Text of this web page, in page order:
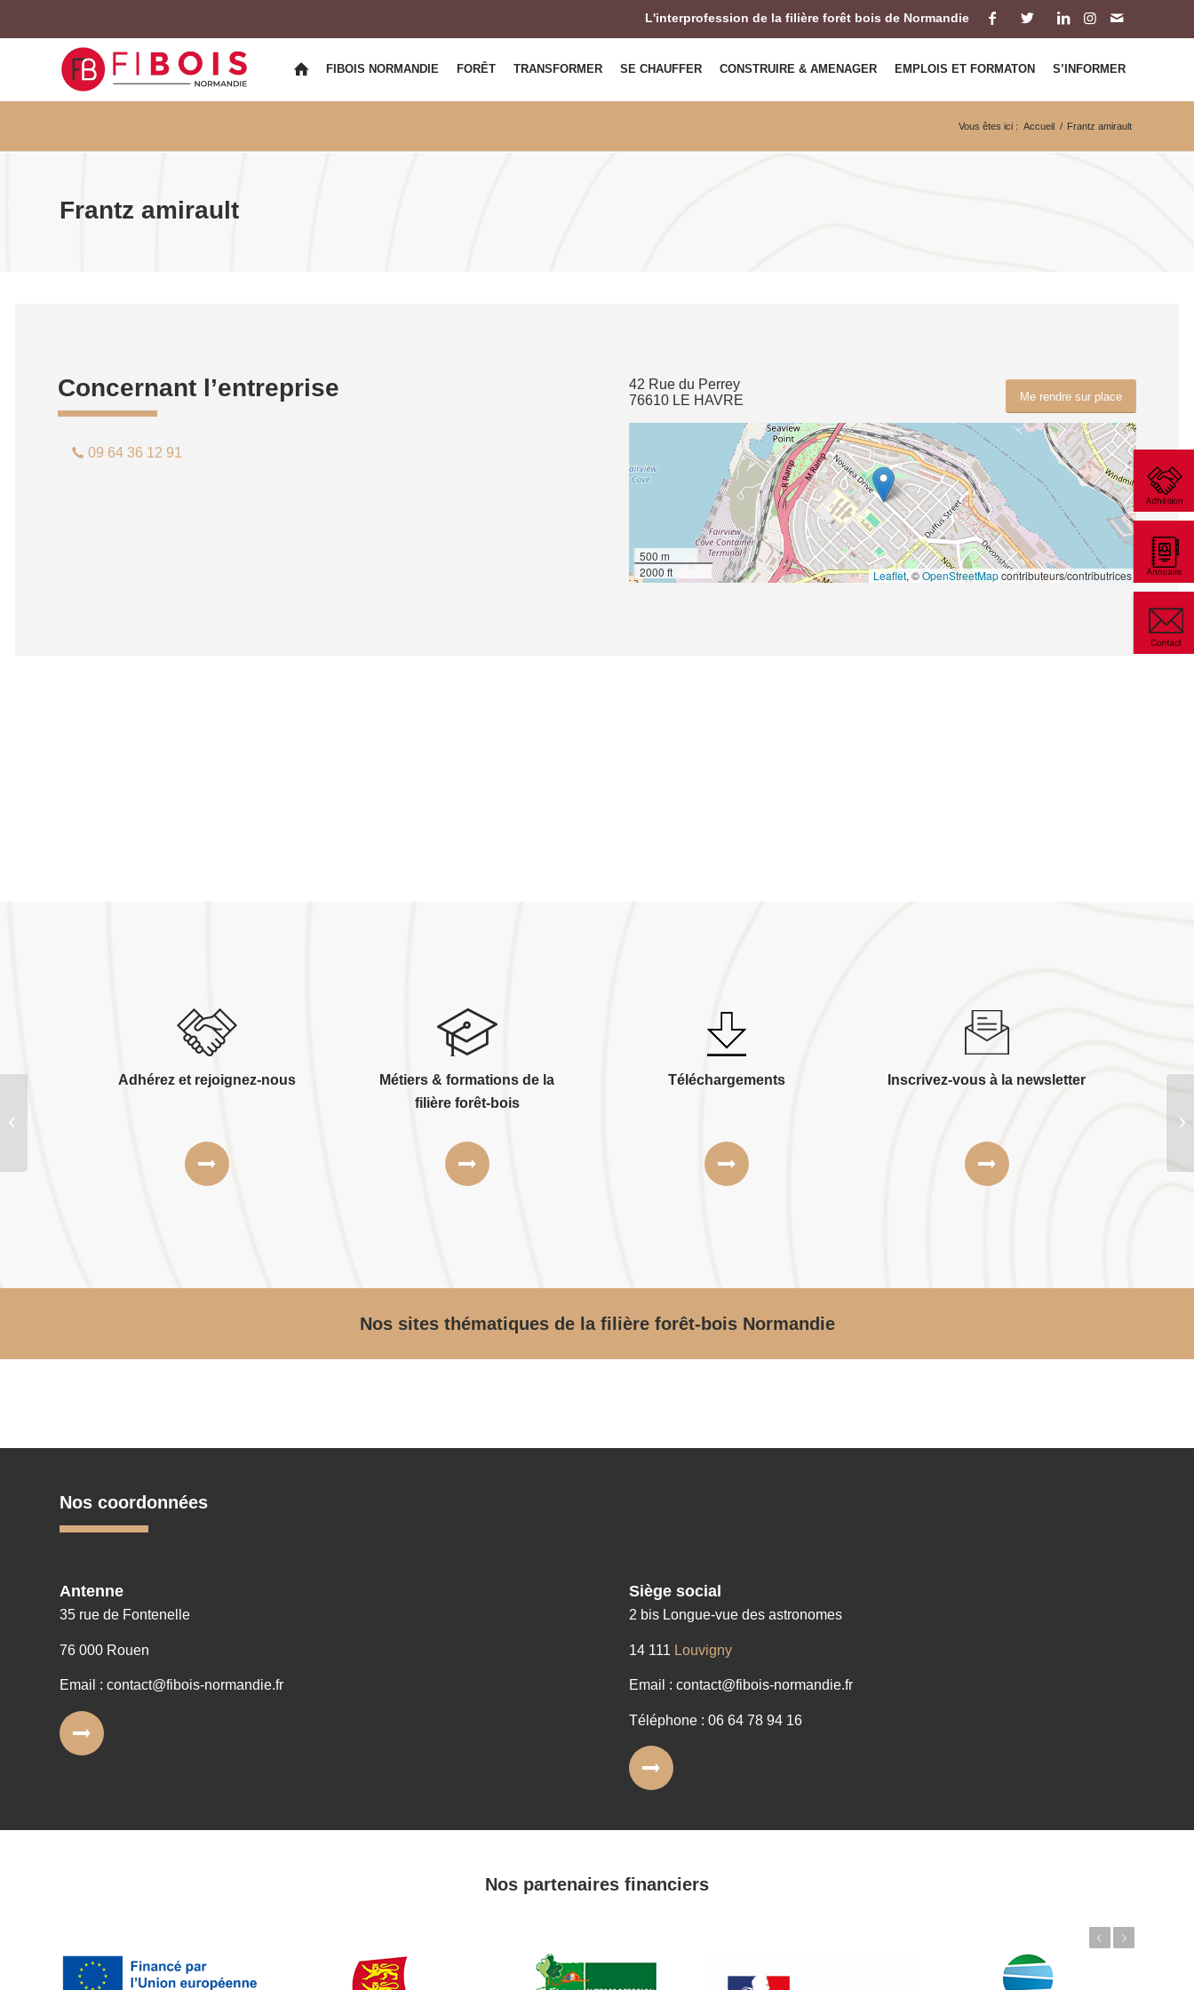
L'interprofession de la filière forêt bois de Normandie
FIBOIS NORMANDIE FORÊT TRANSFORMER SE CHAUFFER CONSTRUIRE & AMENAGER EMPLOIS ET FORMATON S’INFORMER
Vous êtes ici : Accueil / Frantz amirault
Frantz amirault
Concernant l’entreprise
09 64 36 12 91
Me rendre sur place
42 Rue du Perrey
76610 LE HAVRE
500 m
2000 ft
Leaflet, ©OpenStreetMapcontributeurs/contributrices
Adhérez et rejoignez-nous
Métiers & formations de la
filière forêt-bois
Téléchargements Inscrivez-vous à la newsletter
Nos sites thématiques de la filière forêt-bois Normandie
Nos coordonnées
Antenne
35 rue de Fontenelle
76 000 Rouen
Email : contact@fibois-normandie.fr
Siège social
2 bis Longue-vue des astronomes
14 111 Louvigny
Email : contact@fibois-normandie.fr
Téléphone : 06 64 78 94 16
Nos partenaires financiers